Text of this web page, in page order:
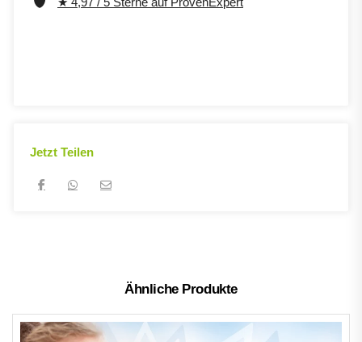
Jetzt Teilen
Ähnliche Produkte